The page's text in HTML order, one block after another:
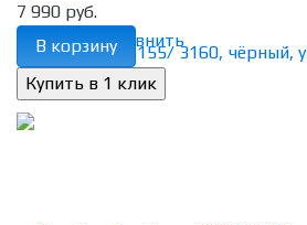
избранное сравнить
7 990 руб.
В корзину